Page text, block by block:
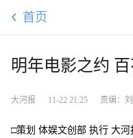
首页
明年电影之约 百
大河报 11-22 21:25 责编：
□策划 体娱文创部 执行 大河